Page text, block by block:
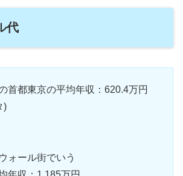
代
首都東京の平均年収：620.4万円
)
ォール街でいう